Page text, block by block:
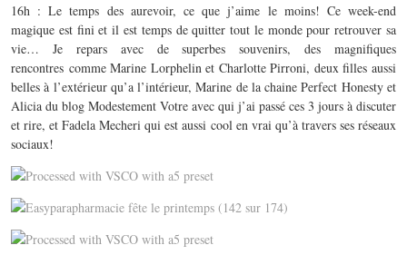
16h : Le temps des aurevoir, ce que j’aime le moins! Ce week-end
magique est fini et il est temps de quitter tout le monde pour retrouver sa
vie… Je repars avec de superbes souvenirs, des magnifiques
rencontres comme Marine Lorphelin et Charlotte Pirroni, deux filles aussi
belles à l’extérieur qu’a l’intérieur, Marine de la chaine Perfect Honesty et
Alicia du blog Modestement Votre avec qui j’ai passé ces 3 jours à discuter
et rire, et Fadela Mecheri qui est aussi cool en vrai qu’à travers ses réseaux
sociaux!